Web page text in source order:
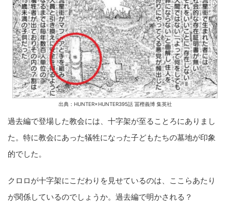
出典：HUNTER×HUNTER395話 冨樫義博 集英社
過去編で登場した教会には、十字架が至ることろにありまし
た。特に教会にあった犠牲になった子どもたちの墓地が印象
的でした。
クロロが十字架にこだわりを見せているのは、ここらあたり
が関係しているのでしょうか。過去編で明かされる？